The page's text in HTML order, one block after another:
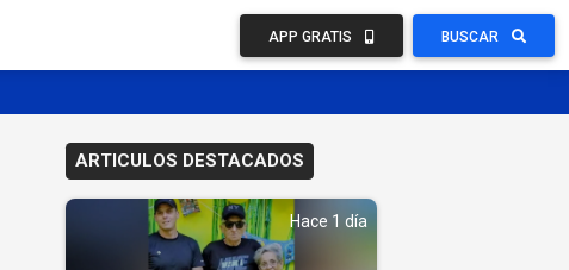
APP GRATIS BUSCAR
ARTICULOS DESTACADOS
Hace 1 día